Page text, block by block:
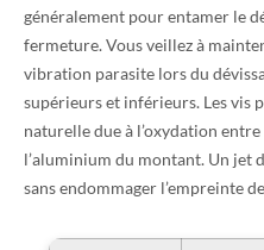
généralement pour entamer le
fermeture. Vous veillez à
vibration parasite lors du
supérieurs et inférieurs. Les vis
naturelle due à l’oxydation
l’aluminium du montant. Un jet
sans endommager l’empreinte